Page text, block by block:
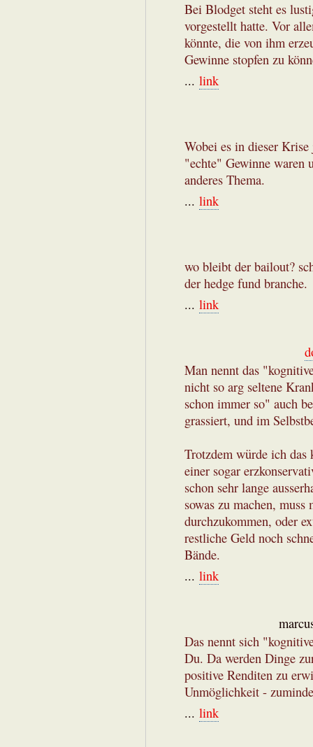
Bei Blodget steht es
vorgestellt hatte. Vor
könnte, die von ihm
Gewinne stopfen zu
... link
Wobei es in dieser
"echte" Gewinne waren
anderes Thema.
... link
wo bleibt der bailout?
der hedge fund branche.
... link
Man nennt das
nicht so arg seltene
schon immer so" auch
grassiert, und im
Trotzdem würde ich das
einer sogar
schon sehr lange
sowas zu machen,
durchzukommen, oder
restliche Geld noch
Bände.
... link
Das nennt sich
Du. Da werden Dinge
positive Renditen zu
Unmöglichkeit -
... link